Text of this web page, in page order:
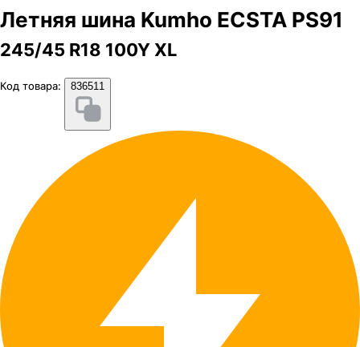
Летняя шина Kumho ECSTA PS91
245/45 R18 100Y XL
Код товара: 836511